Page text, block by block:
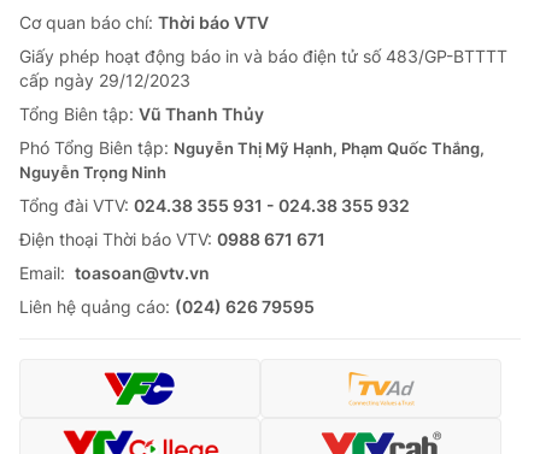
Cơ quan báo chí: Thời báo VTV
Giấy phép hoạt động báo in và báo điện tử số 483/GP-BTTTT
cấp ngày 29/12/2023
Tổng Biên tập: Vũ Thanh Thủy
Phó Tổng Biên tập: Nguyễn Thị Mỹ Hạnh, Phạm Quốc Thắng,
Nguyễn Trọng Ninh
Tổng đài VTV: 024.38 355 931 - 024.38 355 932
Ðiện thoại Thời báo VTV: 0988 671 671
Email: toasoan@vtv.vn
Liên hệ quảng cáo: (024) 626 79595